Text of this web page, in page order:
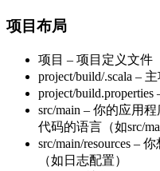
项目布局
项目 – 项目定义文件
project/build/.scala –
project/
src/main – 你的应用
代码的语言（如src/
src/main/resources –
（如日志配置）